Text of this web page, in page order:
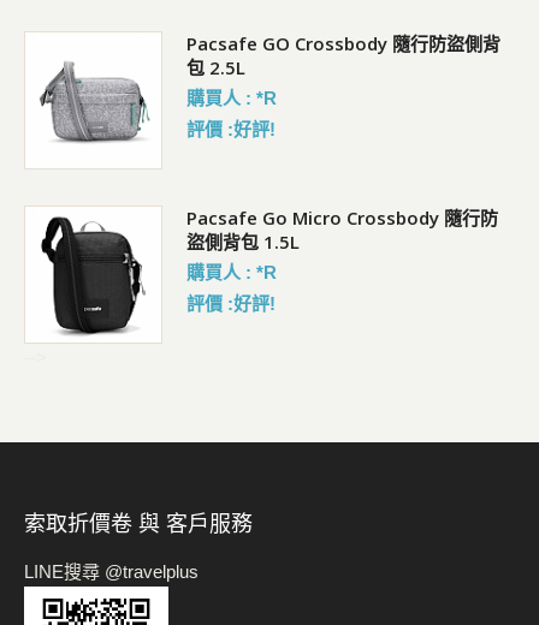
Pacsafe GO Crossbody 隨行防盜側背
包 2.5L
購買人 : *R
評價 :好評!
Pacsafe Go Micro Crossbody 隨行防
盜側背包 1.5L
購買人 : *R
評價 :好評!
索取折價卷 與 客戶服務
LINE搜尋 @travelplus